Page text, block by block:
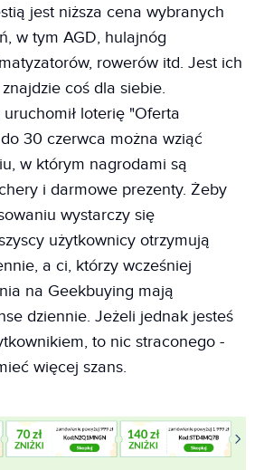
jest niższa cena wybranych
w tym AGD, hulajnóg
rowerów itd. Jest ich
coś dla siebie.
loterię "Oferta
30 czerwca można wziąć
w którym nagrodami są
i darmowe prezenty. Żeby
wystarczy się
użytkownicy otrzymują
a ci, którzy wcześniej
na Geekbuying mają
dziennie. Jeżeli jednak jesteś
to nic straconego -
więcej szans.